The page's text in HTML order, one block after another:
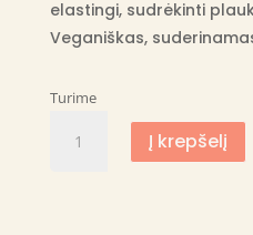
elastingi, sudrėkinti
Veganiškas,
Turime
kiekis:
Į krepšelį